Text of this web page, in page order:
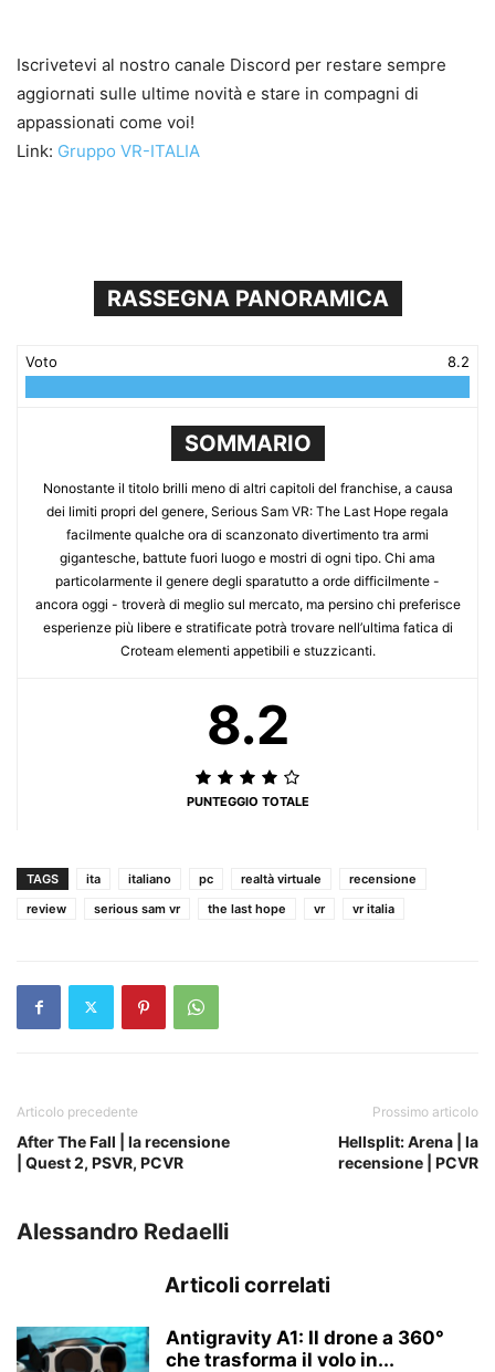
Iscrivetevi al nostro canale Discord per restare sempre
aggiornati sulle ultime novità e stare in compagni di
appassionati come voi!
Link: Gruppo VR-ITALIA
RASSEGNA PANORAMICA
Voto 8.2
SOMMARIO
Nonostante il titolo brilli meno di altri capitoli del franchise, a causa
dei limiti propri del genere, Serious Sam VR: The Last Hope regala
facilmente qualche ora di scanzonato divertimento tra armi
gigantesche, battute fuori luogo e mostri di ogni tipo. Chi ama
particolarmente il genere degli sparatutto a orde difficilmente -
ancora oggi - troverà di meglio sul mercato, ma persino chi preferisce
esperienze più libere e stratificate potrà trovare nell’ultima fatica di
Croteam elementi appetibili e stuzzicanti.
8.2
PUNTEGGIO TOTALE
TAGS ita italiano pc realtà virtuale
recensione
review
serious sam vr the last hope vr vr italia
Articolo precedente
After The Fall | la recensione
| Quest 2, PSVR, PCVR
Prossimo articolo
Hellsplit: Arena | la
recensione | PCVR
Alessandro Redaelli
Articoli correlati
Antigravity A1: Il drone a 360°
che trasforma il volo in...